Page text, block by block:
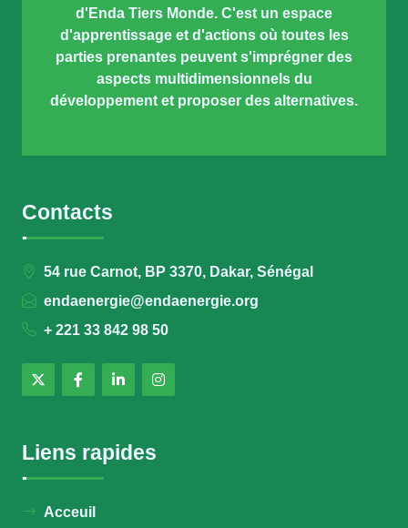
d'Enda Tiers Monde. C'est un espace
d'apprentissage et d'actions où toutes les
parties prenantes peuvent s'imprégner des
aspects multidimensionnels du
développement et proposer des alternatives.
Contacts
54 rue Carnot, BP 3370, Dakar, Sénégal
endaenergie@endaenergie.org
+ 221 33 842 98 50
Liens rapides
Acceuil